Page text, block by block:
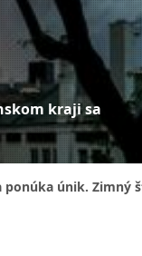
kraji sa
ponúka únik. Zimný